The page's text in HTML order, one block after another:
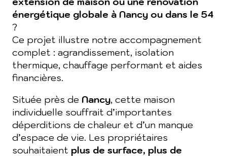
énergétique globale à Nancy ou dans le 54
?
Ce projet illustre notre accompagnement
complet : agrandissement, isolation
thermique, chauffage performant et aides
financières.
Située près de Nancy, cette maison
individuelle souffrait d’importantes
déperditions de chaleur et d’un manque
d’espace de vie. Les propriétaires
souhaitaient plus de surface, plus de